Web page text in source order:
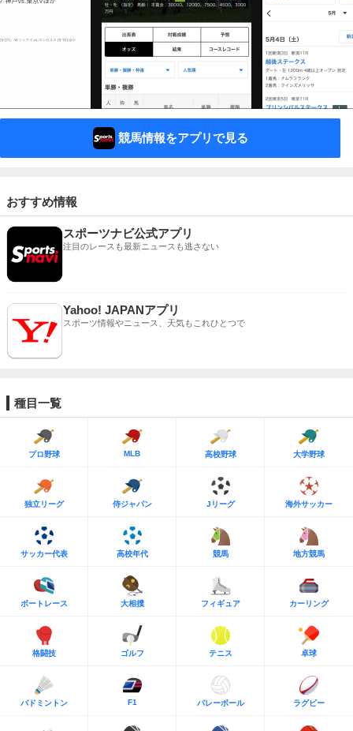
競馬情報をアプリで見る
おすすめ情報
スポーツナビ公式アプリ
注目のレースも最新ニュースも逃さない
Yahoo! JAPANアプリ
スポーツ情報やニュース、天気もこれひとつで
種目一覧
プロ野球 MLB 高校野球 大学野球
独立リーグ 侍ジャパン Jリーグ 海外サッカー
サッカー代表 高校年代 競馬 地方競馬
ボートレース 大相撲 フィギュア カーリング
格闘技 ゴルフ テニス 卓球
バドミントン F1 バレーボール ラグビー